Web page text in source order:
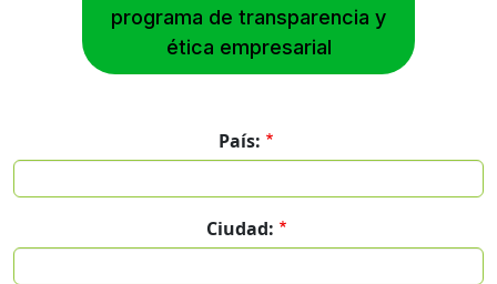
programa de transparencia y
ética empresarial
País:
Ciudad: